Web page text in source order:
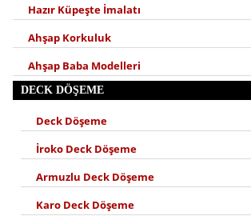
Hazır Küpeşte İmalatı
Ahşap Korkuluk
Ahşap Baba Modelleri
DECK DÖŞEME
Deck Döşeme
İroko Deck Döşeme
Armuzlu Deck Döşeme
Karo Deck Döşeme